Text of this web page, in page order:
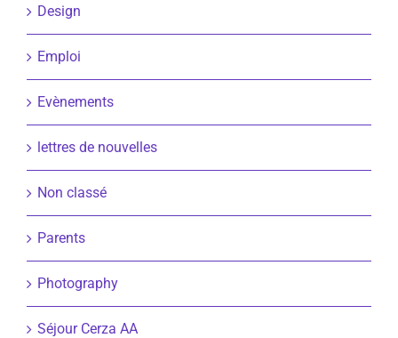
Design
Emploi
Evènements
lettres de nouvelles
Non classé
Parents
Photography
Séjour Cerza AA